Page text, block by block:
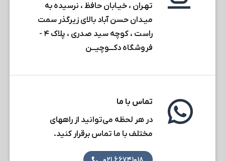
تهـران ، خیـابان حافظ ، نرسیده به
میـدان حسن آباد بالای زیرگذر سمت
راست ، کوچه سید صدری ، پلاک ۴ -
فروشگاه دکـــوچیـــن
تماس با ما
در هر لحظه می‌توانید از راههای
مختلف با ما تماس برقرار کنید.